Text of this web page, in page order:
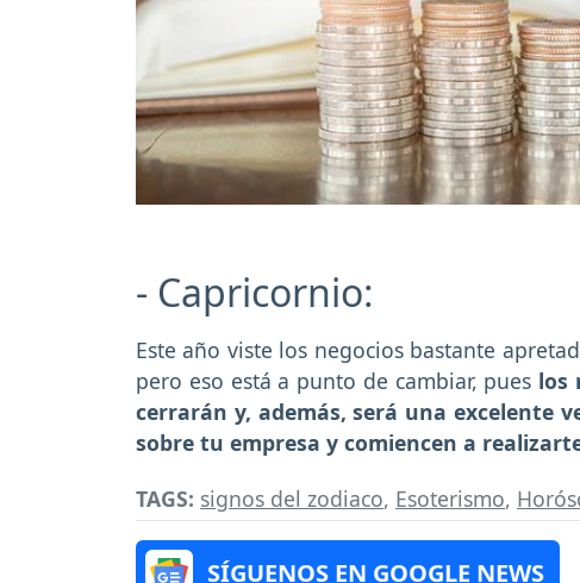
- Capricornio:
Este año viste los negocios bastante
pero eso está a punto de cambiar, pues los
cerrarán y, además, será una excelente
sobre tu empresa y comiencen a
TAGS: signos del zodiaco, Esoterismo,
SÍGUENOS EN GOOGLE NEWS